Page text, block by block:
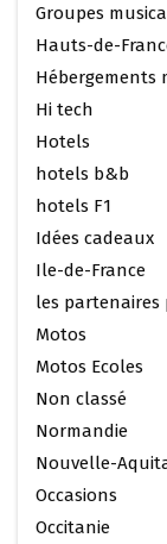
Groupes
Hauts-de-
Hébergements
Hi tech
Hotels
hotels b&b
hotels F1
Idées cadeaux
Ile-de-France
les partenaires
Motos
Motos Ecoles
Non classé
Normandie
Nouvelle-
Occasions
Occitanie